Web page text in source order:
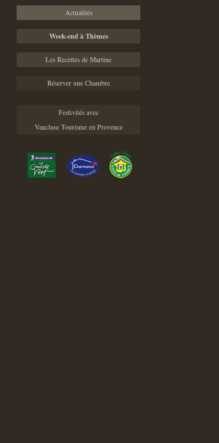
Actualités
Week-end à Thèmes
Les Recettes de Martine
Réserver une Chambre
Festivités avec
Vaucluse Tourisme en Provence